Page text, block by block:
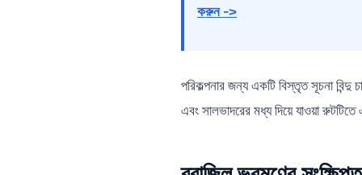
করুন ->
পরিকল্পনার জন্য একটি বিস্তৃত সূচনা বিন্দু
এবং সালভাদরের মধ্য দিয়ে যাওয়া